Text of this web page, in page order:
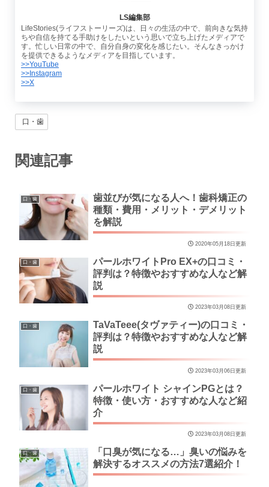
LS編集部
LifeStories(ライフストーリーズ)は、日々の生活の中で、前向きな気持
ちや自信を持てる手助けをしたいという思いで立ち上げたメディアで
す。忙しい日常の中で、自分自身の変化を感じたい。そんなきっかけ
を提供できるようなメディアを目指しています。
>>YouTube
>>Instagram
>>X
口・歯
関連記事
口・歯
歯並びが気になる人へ！歯科矯正の
種類・費用・メリット・デメリット
を解説
2020年05月18日更新
口・歯
パールホワイトPro EX+の口コミ・
評判は？特徴やおすすめな人など解
説
2023年03月08日更新
口・歯
TaVaTeee(タヴァティー)の口コミ・
評判は？特徴やおすすめな人など解
説
2023年03月06日更新
口・歯
パールホワイト シャインPGとは？
特徴・使い方・おすすめな人など紹
介
2023年03月08日更新
口・歯
「口臭が気になる…」臭いの悩みを
解決するオススメの方法7選紹介！